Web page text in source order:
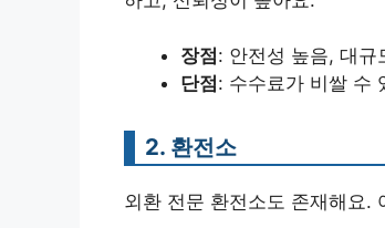
장점 : 안전성 높음, 대규
단점 : 수수료가 비쌀 수
2. 환전소
외환 전문 환전소도 존재해요.